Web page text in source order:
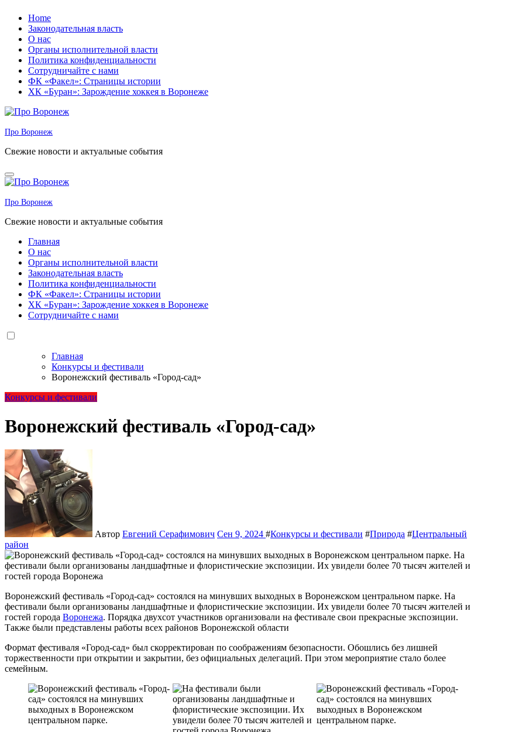
Перейти
содержанию
Home
Законодательная власть
О нас
Органы исполнительной власти
Политика конфиденциальности
Сотрудничайте с нами
ФК «Факел»: Страницы истории
ХК «Буран»: Зарождение хоккея в Воронеже
Про Воронеж
Свежие новости и актуальные события
Про Воронеж
Свежие новости и актуальные события
Главная
О нас
Органы исполнительной власти
Законодательная власть
Политика конфиденциальности
ФК «Факел»: Страницы истории
ХК «Буран»: Зарождение хоккея в Воронеже
Сотрудничайте с нами
Главная
Конкурсы и фестивали
Воронежский фестиваль «Город-сад»
Конкурсы и фестивали
Воронежский фестиваль «Город-сад»
Автор Евгений Серафимович Сен 9, 2024 #Конкурсы и фестивали #Природа #Центральный
район
Воронежский фестиваль «Город-сад» состоялся на минувших выходных в Воронежском центральном парке. На
фестивали были организованы ландшафтные и флористические экспозиции. Их увидели более 70 тысяч жителей и
гостей города Воронежа. Порядка двухсот участников организовали на фестивале свои прекрасные экспозиции.
Также были представлены работы всех районов Воронежской области
Формат фестиваля «Город-сад» был скорректирован по соображениям безопасности. Обошлись без лишней
торжественности при открытии и закрытии, без официальных делегаций. При этом мероприятие стало более
семейным.